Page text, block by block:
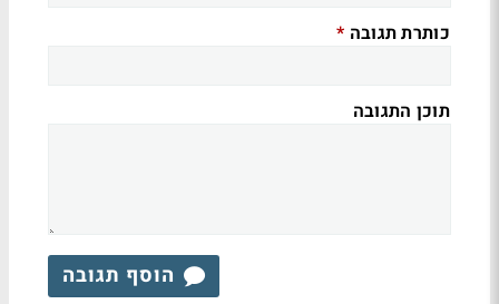
כותרת תגובה *
תוכן התגובה
הוסף תגובה